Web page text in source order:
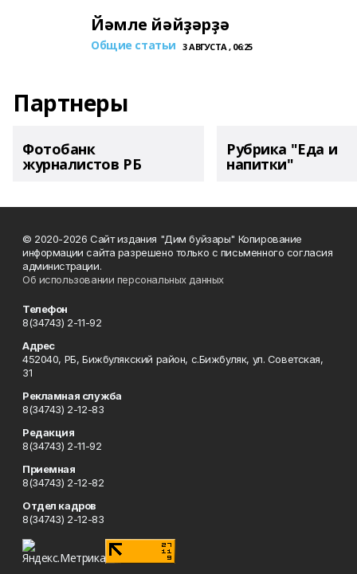
Йәмле йәйҙәрҙә
Общие статьи 3 АВГУСТА , 06:25
Партнеры
Фотобанк
журналистов РБ
Рубрика "Еда и
напитки"
© 2020-2026 Сайт издания "Дим буйзары" Копирование
информации сайта разрешено только с письменного согласия
администрации.
Об использовании персональных данных
Телефон
8(34743) 2-11-92
Адрес
452040, РБ, Бижбулякский район, с.Бижбуляк, ул. Советская,
31
Рекламная служба
8(34743) 2-12-83
Редакция
8(34743) 2-11-92
Приемная
8(34743) 2-12-82
Отдел кадров
8(34743) 2-12-83